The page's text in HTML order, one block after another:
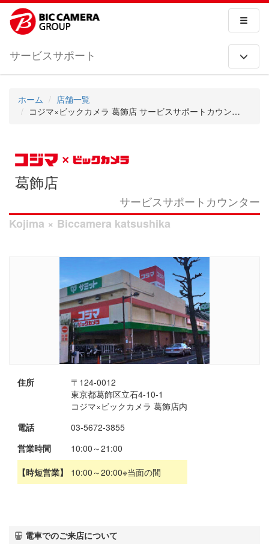
サービスサポート
ホーム
店舗一覧
コジマ×ビックカメラ 葛飾店 サービスサポートカウンター
葛飾店
サービスサポートカウンター
Kojima × Biccamera katsushika
住所
〒124-0012
東京都葛飾区立石4-10-1
コジマ×ビックカメラ 葛飾店内
電話
03-5672-3855
営業時間
10:00～21:00
【時短営業】
10:00～20:00※当面の間
電車でのご来店について